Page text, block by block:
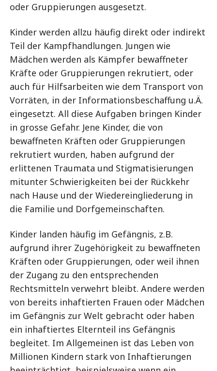
oder Gruppierungen ausgesetzt.
Kinder werden allzu häufig direkt oder indirekt
Teil der Kampfhandlungen. Jungen wie
Mädchen werden als Kämpfer bewaffneter
Kräfte oder Gruppierungen rekrutiert, oder
auch für Hilfsarbeiten wie dem Transport von
Vorräten, in der Informationsbeschaffung u.Ä.
eingesetzt. All diese Aufgaben bringen Kinder
in grosse Gefahr. Jene Kinder, die von
bewaffneten Kräften oder Gruppierungen
rekrutiert wurden, haben aufgrund der
erlittenen Traumata und Stigmatisierungen
mitunter Schwierigkeiten bei der Rückkehr
nach Hause und der Wiedereingliederung in
die Familie und Dorfgemeinschaften.
Kinder landen häufig im Gefängnis, z.B.
aufgrund ihrer Zugehörigkeit zu bewaffneten
Kräften oder Gruppierungen, oder weil ihnen
der Zugang zu den entsprechenden
Rechtsmitteln verwehrt bleibt. Andere werden
von bereits inhaftierten Frauen oder Mädchen
im Gefängnis zur Welt gebracht oder haben
ein inhaftiertes Elternteil ins Gefängnis
begleitet. Im Allgemeinen ist das Leben von
Millionen Kindern stark von Inhaftierungen